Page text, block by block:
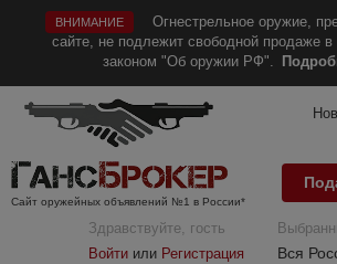
ВНИМАНИЕ
Огнестрельное оружие,
сайте, не подлежит свободной продаже в
законом "Об оружии РФ".
Сайт оружейных объявлений №1 в России*
Здравствуйте, гость
Войти или Регистрация Вся